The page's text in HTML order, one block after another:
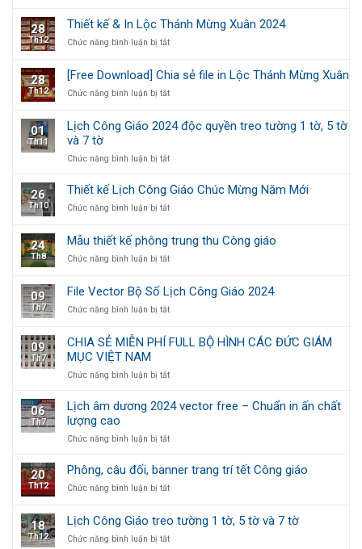
kế
số
mắn
Mừng
Mới
Đối
Tết
Công
–
gắn
Tết
28
Th12
Thiết kế & In Lộc Thánh Mừng Xuân 2024
Chức năng bình luận bị tắtở
&
In
Thánh
Mừng
2024
28
Th12
[Free Download] Chia sẻ file in Lộc Thánh Mừng Xuân
Chức năng bình luận bị tắtở
Download]
Chia
file
Lộc
Thánh
Mừng
01
Th11
Lịch Công Giáo 2024 độc quyền treo tường 1 tờ, 5 tờ
và 7 tờ
Chức năng bình luận bị tắtở
Công
Giáo
2024
quyền
tường
tờ,
5
tờ
7
26
Th10
Thiết kế Lịch Công Giáo Chúc Mừng Năm Mới
Chức năng bình luận bị tắtở
Lịch
Công
Chúc
Mừng
Năm
24
Th8
Mẫu thiết kế phông trung thu Công giáo
Chức năng bình luận bị tắtở
kế
phông
thu
Công
09
Th7
File Vector Bộ Số Lịch Công Giáo 2024
Chức năng bình luận bị tắtở
Bộ
Lịch
Giáo
2024
09
Th7
CHIA SẺ MIỄN PHÍ FULL BỘ HÌNH CÁC ĐỨC GIÁM
MỤC VIỆT NAM
Chức năng bình luận bị tắtở
SẺ
MIỄN
FULL
ĐỨC
MỤC
NAM
06
Th7
Lịch âm dương 2024 vector free – Chuẩn in ấn chất
lượng cao
Chức năng bình luận bị tắtở
dương
2024
free
Chuẩn
20
Th12
Phông, câu đối, banner trang trí tết Công giáo
Chức năng bình luận bị tắtở
đối,
banner
18
Th12
Lịch Công Giáo treo tường 1 tờ, 5 tờ và 7 tờ
Chức năng bình luận bị tắtở